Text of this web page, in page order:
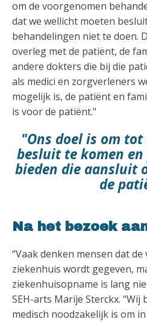
om de voorgenomen
dat we wellicht moeten
behandelingen niet te doen.
overleg met de patiënt, de
andere dokters die bij die
als medici en zorgverleners
mogelijk is, de patiënt en
is voor de patiënt."
"Ons doel is om
besluit te komen en
bieden die aansluit
de
Na het bezoek
“Vaak denken mensen dat
ziekenhuis wordt gegeven,
ziekenhuisopname is lang
SEH-arts Marije Sterckx.
medisch noodzakelijk is om